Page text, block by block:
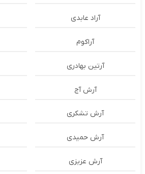
آراد عابدی
آراکوم
آرتین بهادری
آرش آج
آرش تشکری
آرش حمیدی
آرش عزیزی